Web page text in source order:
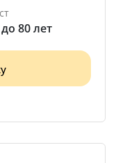
80 лет